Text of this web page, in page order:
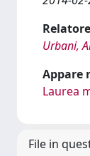
Relatore
Urbani,
Appare
Laurea
File in